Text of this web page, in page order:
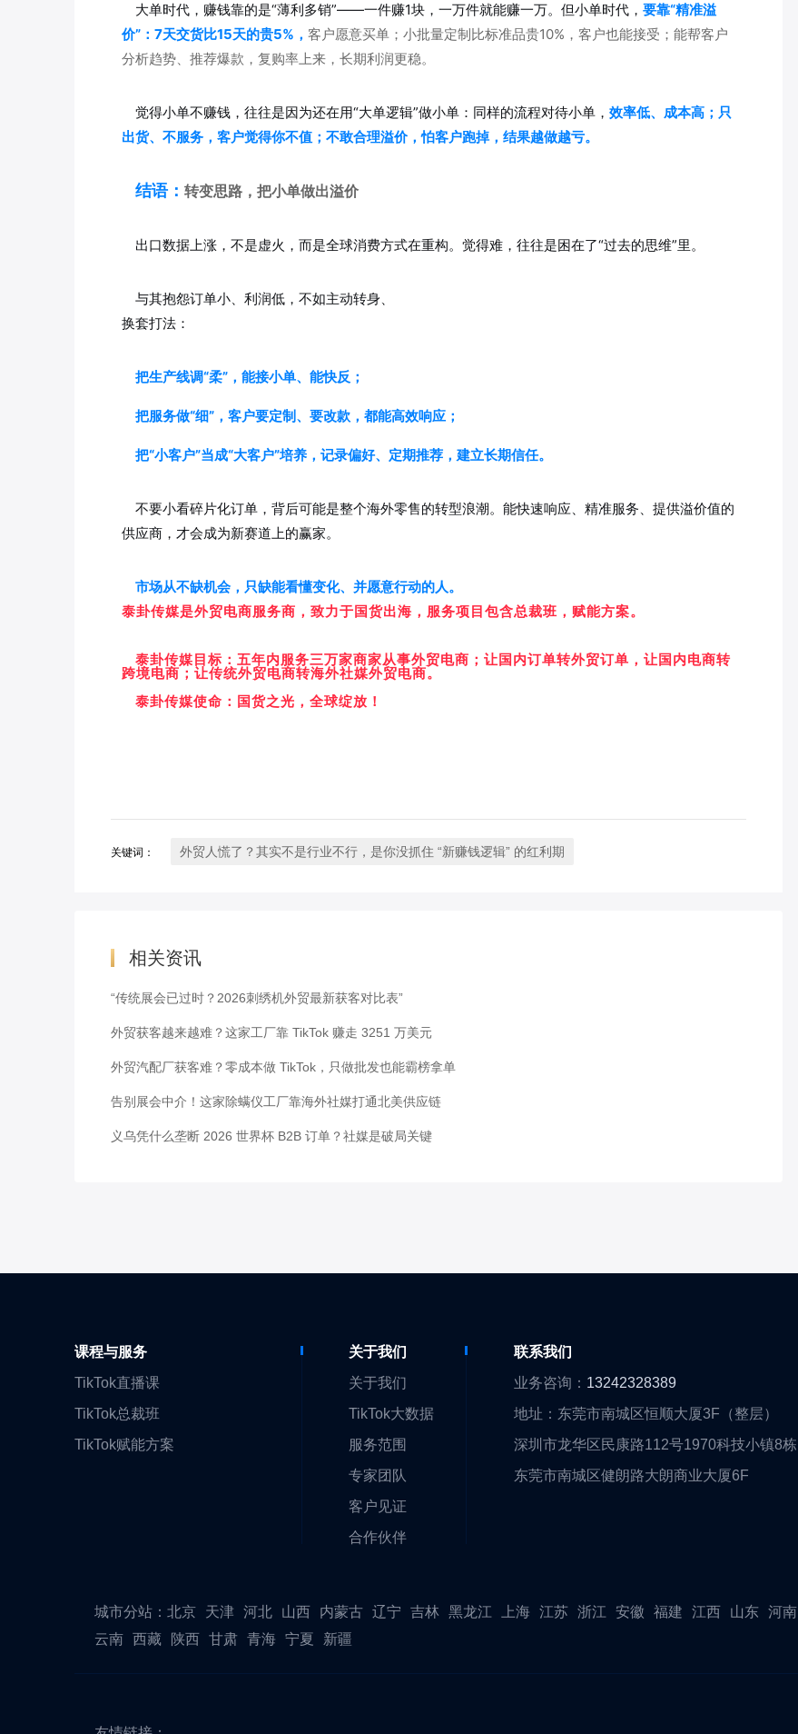
大单时代，赚钱靠的是“薄利多销”——一件赚1块，一万件就能赚一万。但小单时代， 要靠“精准溢
价”：7天交货比15天的贵5%， 客户愿意买单；小批量定制比标准品贵10%，客户也能接受；能帮客户
分析趋势、推荐爆款，复购率上来，长期利润更稳。
觉得小单不赚钱，往往是因为还在用“大单逻辑”做小单：同样的流程对待小单， 效率低、成本高；只
出货、不服务，客户觉得你不值；不敢合理溢价，怕客户跑掉，结果越做越亏。
结语： 转变思路，把小单做出溢价
出口数据上涨，不是虚火，而是全球消费方式在重构。觉得难，往往是困在了“过去的思维”里。
与其抱怨订单小、利润低，不如主动转身、
换套打法：
把生产线调“柔”，能接小单、能快反；
把服务做“细”，客户要定制、要改款，都能高效响应；
把“小客户”当成“大客户”培养，记录偏好、定期推荐，建立长期信任。
不要小看碎片化订单，背后可能是整个海外零售的转型浪潮。能快速响应、精准服务、提供溢价值的
供应商，才会成为新赛道上的赢家。
市场从不缺机会，只缺能看懂变化、并愿意行动的人。
泰卦传媒是外贸电商服务商，致力于国货出海，服务项目包含总裁班，赋能方案。
泰卦传媒目标：五年内服务三万家商家从事外贸电商；让国内订单转外贸订单，让国内电商转
跨境电商；让传统外贸电商转海外社媒外贸电商。
泰卦传媒使命：国货之光，全球绽放！
关键词： 外贸人慌了？其实不是行业不行，是你没抓住 “新赚钱逻辑” 的红利期
相关资讯
“传统展会已过时？2026刺绣机外贸最新获客对比表”
外贸获客越来越难？这家工厂靠 TikTok 赚走 3251 万美元
外贸汽配厂获客难？零成本做 TikTok，只做批发也能霸榜拿单
告别展会中介！这家除螨仪工厂靠海外社媒打通北美供应链
义乌凭什么垄断 2026 世界杯 B2B 订单？社媒是破局关键
课程与服务
TikTok直播课
TikTok总裁班
TikTok赋能方案
关于我们
关于我们
TikTok大数据
服务范围
专家团队
客户见证
合作伙伴
联系我们
业务咨询： 13242328389
地址：东莞市南城区恒顺大厦3F（整层）
深圳市龙华区民康路112号1970科技小镇8栋
东莞市南城区健朗路大朗商业大厦6F
城市分站： 北京 天津 河北 山西 内蒙古 辽宁 吉林 黑龙江 上海 江苏 浙江 安徽 福建 江西 山东 河南
云南 西藏 陕西 甘肃 青海 宁夏 新疆